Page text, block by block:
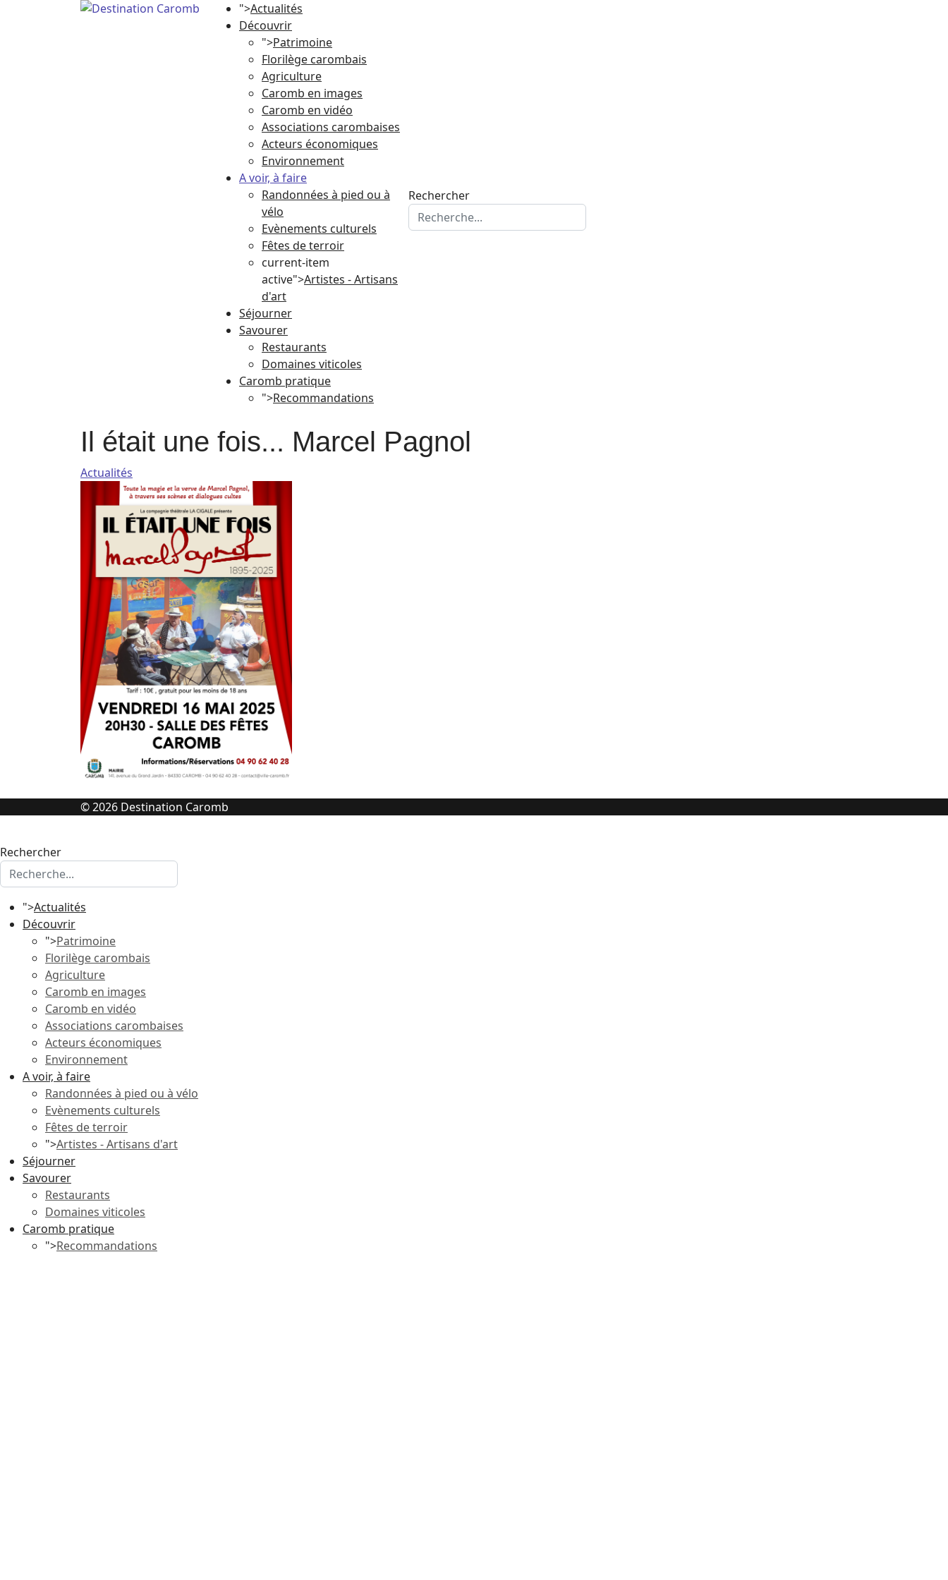
">Actualités
Découvrir
">Patrimoine
Florilège carombais
Agriculture
Caromb en images
Caromb en vidéo
Associations carombaises
Acteurs économiques
Environnement
A voir, à faire
Randonnées à pied ou à
vélo
Evènements culturels
Fêtes de terroir
current-item
active">Artistes - Artisans
d'art
Séjourner
Savourer
Restaurants
Domaines viticoles
Caromb pratique
">Recommandations
Rechercher
Il était une fois... Marcel Pagnol
Actualités
© 2026 Destination Caromb
Rechercher
">Actualités
Découvrir
">Patrimoine
Florilège carombais
Agriculture
Caromb en images
Caromb en vidéo
Associations carombaises
Acteurs économiques
Environnement
A voir, à faire
Randonnées à pied ou à vélo
Evènements culturels
Fêtes de terroir
">Artistes - Artisans d'art
Séjourner
Savourer
Restaurants
Domaines viticoles
Caromb pratique
">Recommandations